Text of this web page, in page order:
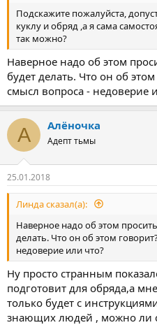
Подскажите пожалуйста,
куклу и обряд ,а я сама
так можно?
Наверное надо об этом
будет делать. Что он об
смысл вопроса - недоверие
А Алёночка
Адепт тьмы
25.01.2018
Линда сказал(а):
Наверное надо об этом
делать. Что он об этом
недоверие или что?
Ну просто странным
подготовит для обряда,а
только будет с
знающих людей , можно ли